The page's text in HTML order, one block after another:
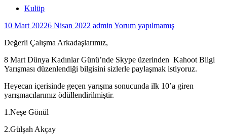
Kulüp
10 Mart 20226 Nisan 2022 admin Yorum yapılmamış
Değerli Çalışma Arkadaşlarımız,
8 Mart Dünya Kadınlar Günü’nde Skype üzerinden Kahoot Bilgi
Yarışması düzenlendiği bilgisini sizlerle paylaşmak istiyoruz.
Heyecan içerisinde geçen yarışma sonucunda ilk 10’a giren
yarışmacılarımız ödüllendirilmiştir.
1.Neşe Gönül
2.Gülşah Akçay